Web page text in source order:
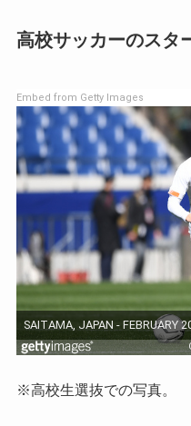
高校サッカーのスタ
Embed from Getty Images
※高校生選抜での写真。